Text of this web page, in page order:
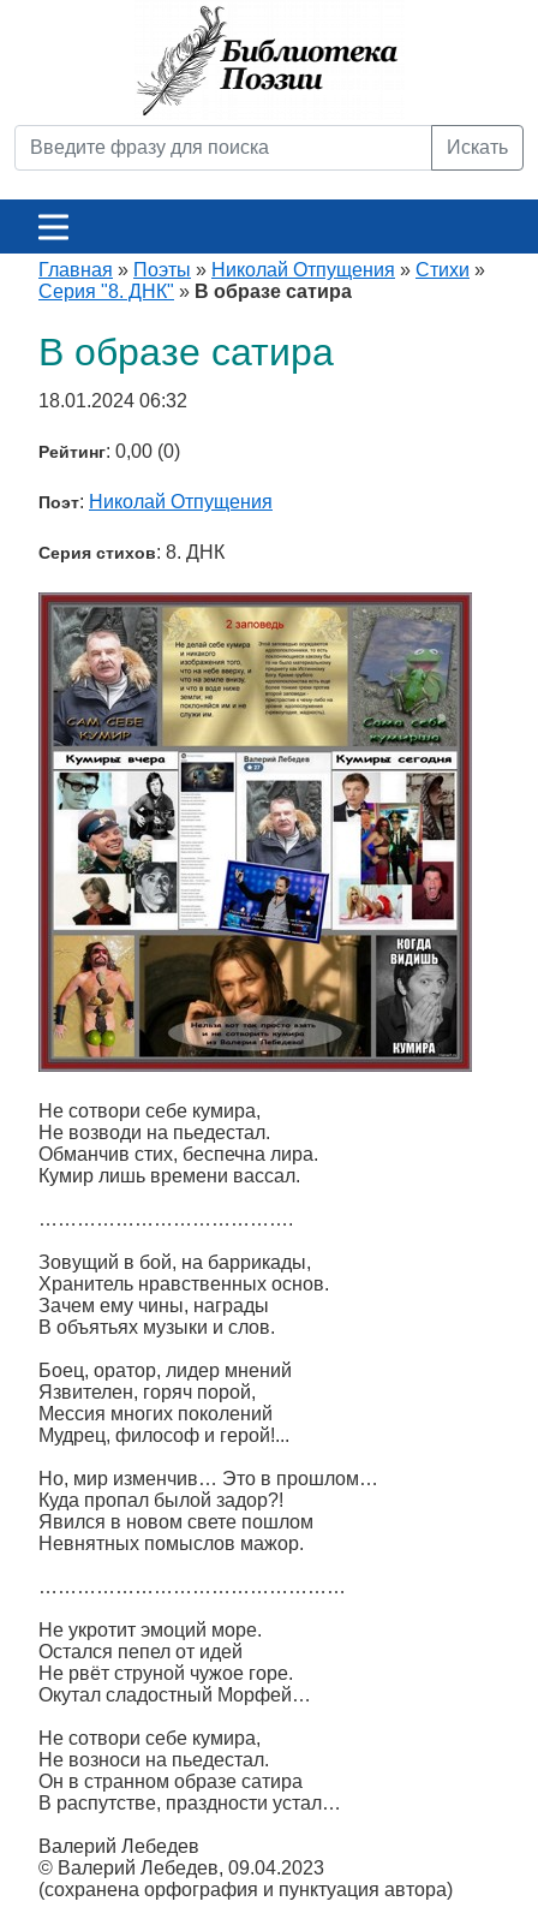
Искать
Главная » Поэты » Николай Отпущения » Стихи »
Серия "8. ДНК" » В образе сатира
В образе сатира
18.01.2024 06:32
Рейтинг: 0,00 (0)
Поэт: Николай Отпущения
Серия стихов: 8. ДНК
Не сотвори себе кумира,
Не возводи на пьедестал.
Обманчив стих, беспечна лира.
Кумир лишь времени вассал.
………………………………….
Зовущий в бой, на баррикады,
Хранитель нравственных основ.
Зачем ему чины, награды
В объятьях музыки и слов.
Боец, оратор, лидер мнений
Язвителен, горяч порой,
Мессия многих поколений
Мудрец, философ и герой!...
Но, мир изменчив… Это в прошлом…
Куда пропал былой задор?!
Явился в новом свете пошлом
Невнятных помыслов мажор.
…………………………………………
Не укротит эмоций море.
Остался пепел от идей
Не рвёт струной чужое горе.
Окутал сладостный Морфей…
Не сотвори себе кумира,
Не возноси на пьедестал.
Он в странном образе сатира
В распутстве, праздности устал…
Валерий Лебедев
© Валерий Лебедев, 09.04.2023
(сохранена орфография и пунктуация автора)